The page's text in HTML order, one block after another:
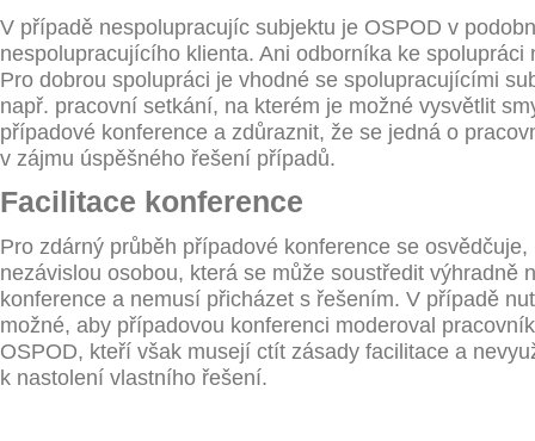
V případě nespolupracujíc subjektu je OSPOD v
nespolupracujícího klienta. Ani odborníka ke spolupráci
Pro dobrou spolupráci je vhodné se spolupracujícími
např. pracovní setkání, na kterém je možné vysvětlit
případové konference a zdůraznit, že se jedná o
v zájmu úspěšného řešení případů.
Facilitace konference
Pro zdárný průběh případové konference se
nezávislou osobou, která se může soustředit výhradně
konference a nemusí přicházet s řešením. V případě
možné, aby případovou konferenci moderoval
OSPOD, kteří však musejí ctít zásady facilitace a
k nastolení vlastního řešení.